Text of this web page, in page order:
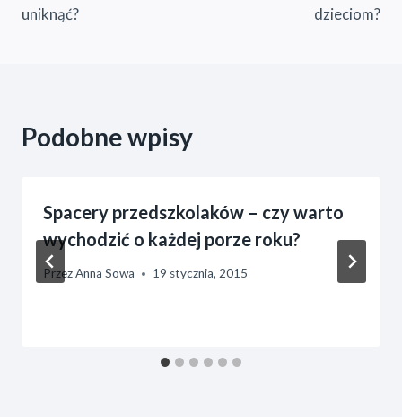
uniknąć?
dzieciom?
Podobne wpisy
Spacery przedszkolaków – czy warto
wychodzić o każdej porze roku?
PrzezAnna Sowa 19 stycznia, 2015